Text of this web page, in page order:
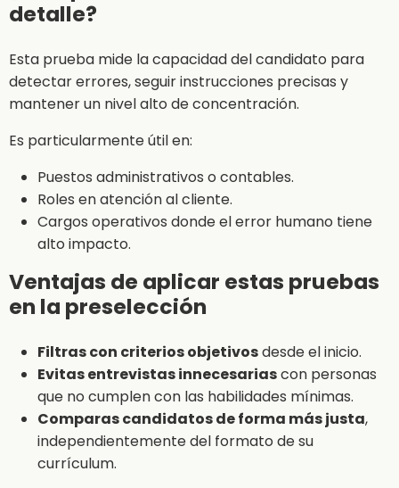
detalle?
Esta prueba mide la capacidad del candidato para
detectar errores, seguir instrucciones precisas y
mantener un nivel alto de concentración.
Es particularmente útil en:
Puestos administrativos o contables.
Roles en atención al cliente.
Cargos operativos donde el error humano tiene
alto impacto.
Ventajas de aplicar estas pruebas
en la preselección
Filtras con criterios objetivosdesde el inicio.
Evitas entrevistas innecesariascon personas
que no cumplen con las habilidades mínimas.
Comparas candidatos de forma más justa,
independientemente del formato de su
currículum.